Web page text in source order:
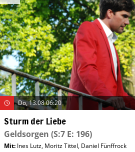
Do, 13.08 06:20
Sturm der Liebe
Geldsorgen (S:7 E: 196)
Mit: Ines Lutz, Moritz Tittel, Daniel Fünffrock